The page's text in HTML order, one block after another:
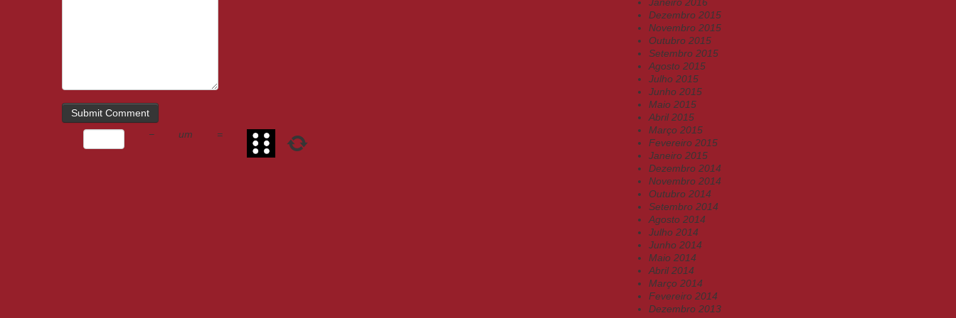
− um =
Dezembro 2015
Novembro 2015
Outubro 2015
Setembro 2015
Agosto 2015
Julho 2015
Junho 2015
Maio 2015
Abril 2015
Março 2015
Fevereiro 2015
Janeiro 2015
Dezembro 2014
Novembro 2014
Outubro 2014
Setembro 2014
Agosto 2014
Julho 2014
Junho 2014
Maio 2014
Abril 2014
Março 2014
Fevereiro 2014
Dezembro 2013